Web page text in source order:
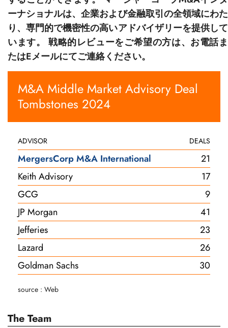
ーナショナルは、企業および金融取引の全領域にわた
り、専門的で機密性の高いアドバイザリーを提供して
います。 戦略的レビューをご希望の方は、お電話ま
たはEメールにてご連絡ください。
M&A Middle Market Advisory Deal
Tombstones 2024
ADVISOR DEALS
MergersCorp M&A International
21
Keith Advisory
17
GCG
9
JP Morgan
41
Jefferies
23
Lazard
26
Goldman Sachs
30
source : Web
The Team